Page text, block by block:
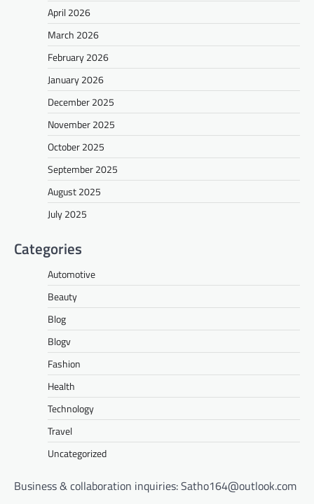
April 2026
March 2026
February 2026
January 2026
December 2025
November 2025
October 2025
September 2025
August 2025
July 2025
Categories
Automotive
Beauty
Blog
Blogv
Fashion
Health
Technology
Travel
Uncategorized
Business & collaboration inquiries:Satho164@outlook.com